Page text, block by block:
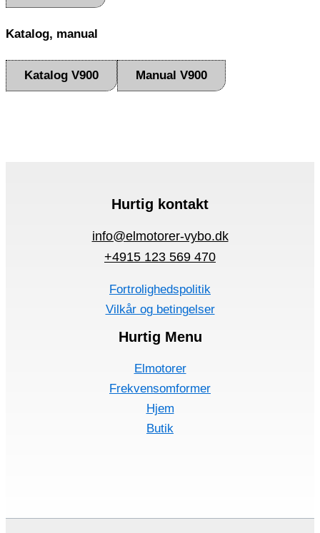
Katalog, manual
Katalog V900 Manual V900
Hurtig kontakt
info@elmotorer-vybo.dk
+4915 123 569 470
Fortrolighedspolitik
Vilkår og betingelser
Hurtig Menu
Elmotorer
Frekvensomformer
Hjem
Butik